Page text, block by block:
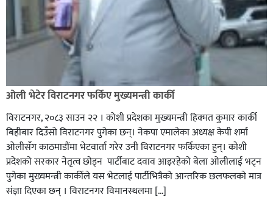
ओली भेटेर विराटनगर फर्किए मुख्यमन्त्री कार्की
विराटनगर, २०८३ साउन २२ । कोशी प्रदेशका मुख्यमन्त्री हिक्मत कुमार कार्की
बिहीबार दिउँसो विराटनगर पुगेका छन्। नेकपा एमालेका अध्यक्ष केपी शर्मा
ओलीसँग काठमाडौंमा भेटवार्ता गरेर उनी विराटनगर फर्किएका हुन्। काेशी
प्रदेशकाे सरकार नेतृत्व छाेड्न पार्टीबाट दवाव आइरहेकाे बेला ओलीलाई भट्न
पुगेका मुख्यमन्त्री कार्कीले यस भेटलाई पार्टीभित्रैको आन्तरिक छलफलकाे मात्र
संज्ञा दिएका छन् । विराटनगर विमानस्थलमा […]